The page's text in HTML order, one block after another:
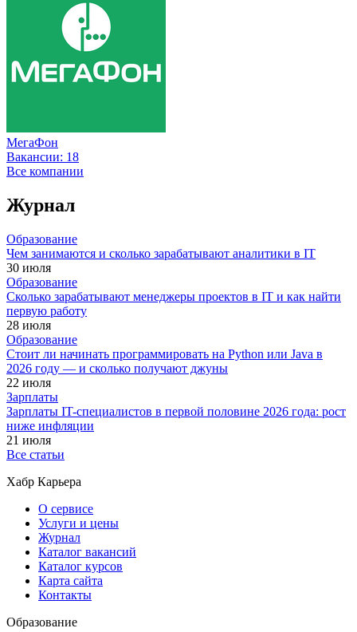
МегаФон
Вакансии: 18
Все компании
Журнал
Образование
Чем занимаются и сколько зарабатывают аналитики в IT
30 июля
Образование
Сколько зарабатывают менеджеры проектов в IT и как найти
первую работу
28 июля
Образование
Стоит ли начинать программировать на Python или Java в
2026 году — и сколько получают джуны
22 июля
Зарплаты
Зарплаты IT-специалистов в первой половине 2026 года: рост
ниже инфляции
21 июля
Все статьи
Хабр Карьера
О сервисе
Услуги и цены
Журнал
Каталог вакансий
Каталог курсов
Карта сайта
Контакты
Образование